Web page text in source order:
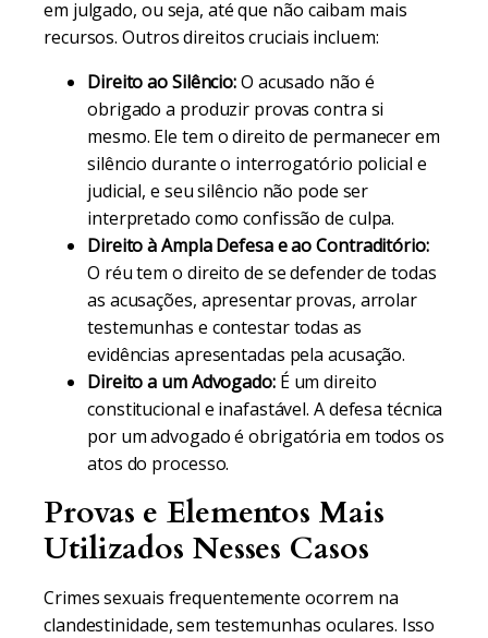
em julgado, ou seja, até que não caibam mais
recursos. Outros direitos cruciais incluem:
Direito ao Silêncio:O acusado não é
obrigado a produzir provas contra si
mesmo. Ele tem o direito de permanecer em
silêncio durante o interrogatório policial e
judicial, e seu silêncio não pode ser
interpretado como confissão de culpa.
Direito à Ampla Defesa e ao Contraditório:
O réu tem o direito de se defender de todas
as acusações, apresentar provas, arrolar
testemunhas e contestar todas as
evidências apresentadas pela acusação.
Direito a um Advogado:É um direito
constitucional e inafastável. A defesa técnica
por um advogado é obrigatória em todos os
atos do processo.
Provas e Elementos Mais
Utilizados Nesses Casos
Crimes sexuais frequentemente ocorrem na
clandestinidade, sem testemunhas oculares. Isso